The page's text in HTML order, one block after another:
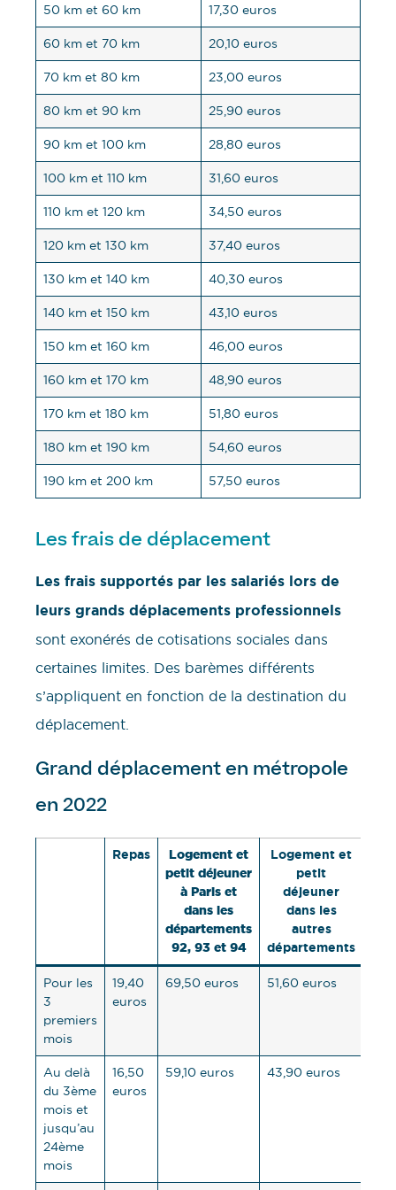
50 km et 60 km 17,30 euros
60 km et 70 km 20,10 euros
70 km et 80 km 23,00 euros
80 km et 90 km 25,90 euros
90 km et 100 km 28,80 euros
100 km et 110 km 31,60 euros
110 km et 120 km 34,50 euros
120 km et 130 km 37,40 euros
130 km et 140 km 40,30 euros
140 km et 150 km 43,10 euros
150 km et 160 km 46,00 euros
160 km et 170 km 48,90 euros
170 km et 180 km 51,80 euros
180 km et 190 km 54,60 euros
190 km et 200 km 57,50 euros
Les frais de déplacement
Les frais supportés par les salariés lors de
leurs grands déplacements professionnels
sont exonérés de cotisations sociales dans
certaines limites. Des barèmes différents
s’appliquent en fonction de la destination du
déplacement.
Grand déplacement en métropole
en 2022
Repas
Logement et
petit déjeuner
à Paris et
dans les
départements
92, 93 et 94
Logement et
petit
déjeuner
dans les
autres
départements
Pour les
3
premiers
mois
19,40
euros
69,50 euros 51,60 euros
Au delà
du 3ème
mois et
jusqu’au
24ème
mois
16,50
euros
59,10 euros 43,90 euros